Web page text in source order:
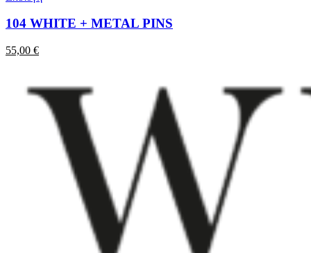
104 WHITE + METAL PINS
55,00 €